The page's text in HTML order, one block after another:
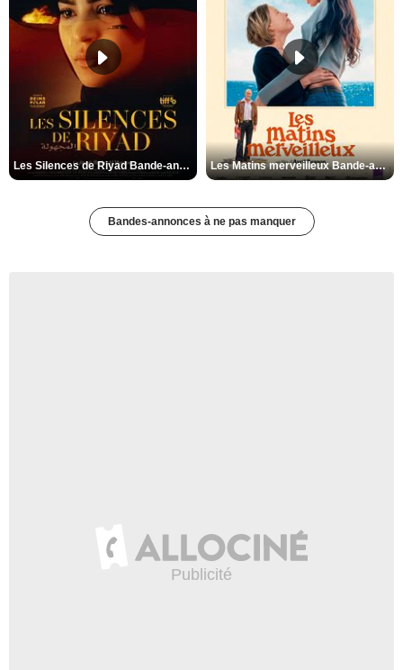
Les Silences de Riyad Bande-annonce VO STFR Les Matins merveilleux Bande-annonce VF
Bandes-annonces à ne pas manquer